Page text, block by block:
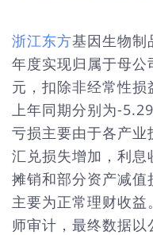
浙江东方基因生物制
年度实现归属于母
元，扣除非经常性损
上年同期分别为-
亏损主要由于各产业
汇兑损失增加，利息
摊销和部分资产减
主要为正常理财收
师审计，最终数据